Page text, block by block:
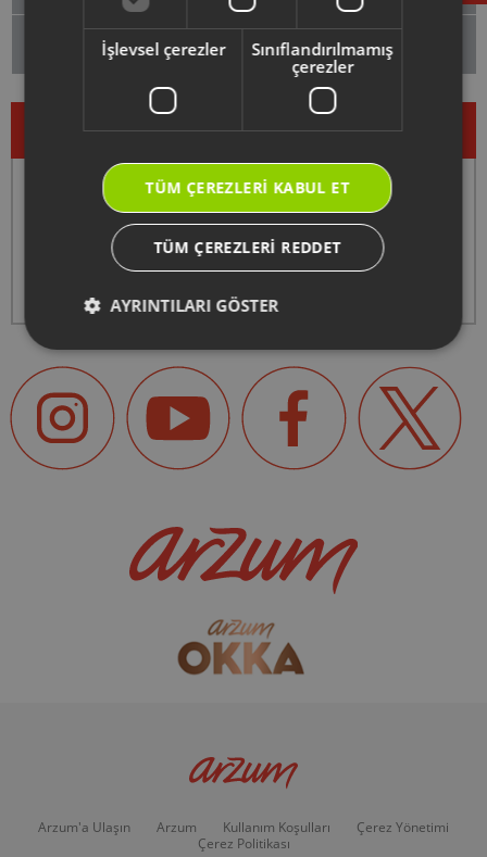
Destek Merkezi
Web sitemizdeve WhatsApp 'ta
0850 222 1 800
Arzum'a Ulaşın Arzum Kullanım Koşulları
Çerez Yönetimi
Çerez Politikası
İşlevsel çerezler
Sınıflandırılmamış
çerezler
TÜM ÇEREZLERI KABUL ET
TÜM ÇEREZLERI REDDET
AYRINTILARI GÖSTER